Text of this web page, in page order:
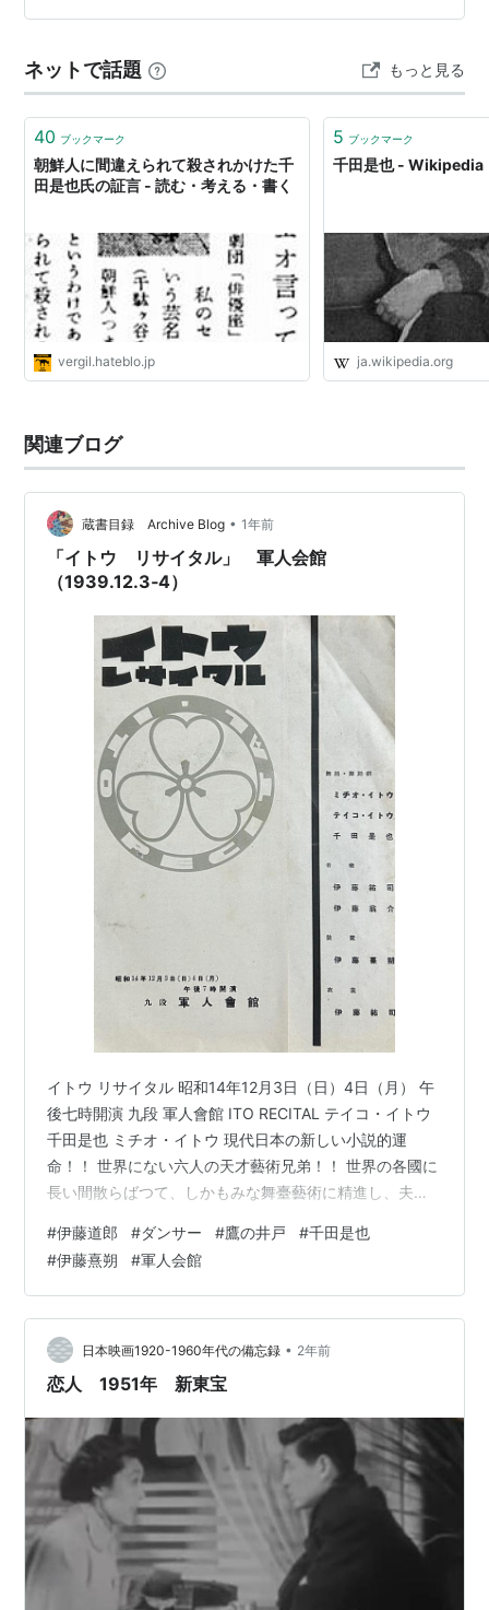
ネットで話題 もっと見る
40 ブックマーク
朝鮮人に間違えられて殺されかけた千
田是也氏の証言 - 読む・考える・書く
vergil.hateblo.jp
5 ブックマーク
千田是也 - Wikipedia
ja.wikipedia.org
関連ブログ
蔵書目録 Archive Blog • 1年前
「イトウ リサイタル」 軍人会館
（1939.12.3‐4）
イトウ リサイタル 昭和14年12月3日（日）4日（月） 午
後七時開演 九段 軍人會館 ITO RECITAL テイコ・イトウ
千田是也 ミチオ・イトウ 現代日本の新しい小説的運
命！！ 世界にない六人の天才藝術兄弟！！ 世界の各國に
長い間散らばつて、しかもみな舞臺藝術に精進し、夫々
に、今日本の老父の許に歸つてきた。この兄弟が世界に
學んだ力を合せて、皆樣にお目にかけやうとするものこ
そ我々が世界に誇り得る藝術ではあるまいか、上演作品
は忘れ難き英國第一流の瞑想詩人イェーツが、特にこの
主演者の爲に書いた「鷹の井戸」の日本初演、演ずる者
扶くる者悉く現代日…
#伊藤道郎 #ダンサー #鷹の井戸 #千田是也
#伊藤熹朔 #軍人会館
日本映画1920-1960年代の備忘録 • 2年前
恋人 1951年 新東宝